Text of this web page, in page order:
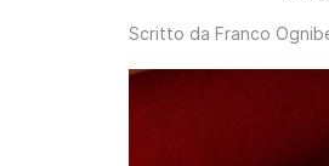
Scritto da Franco